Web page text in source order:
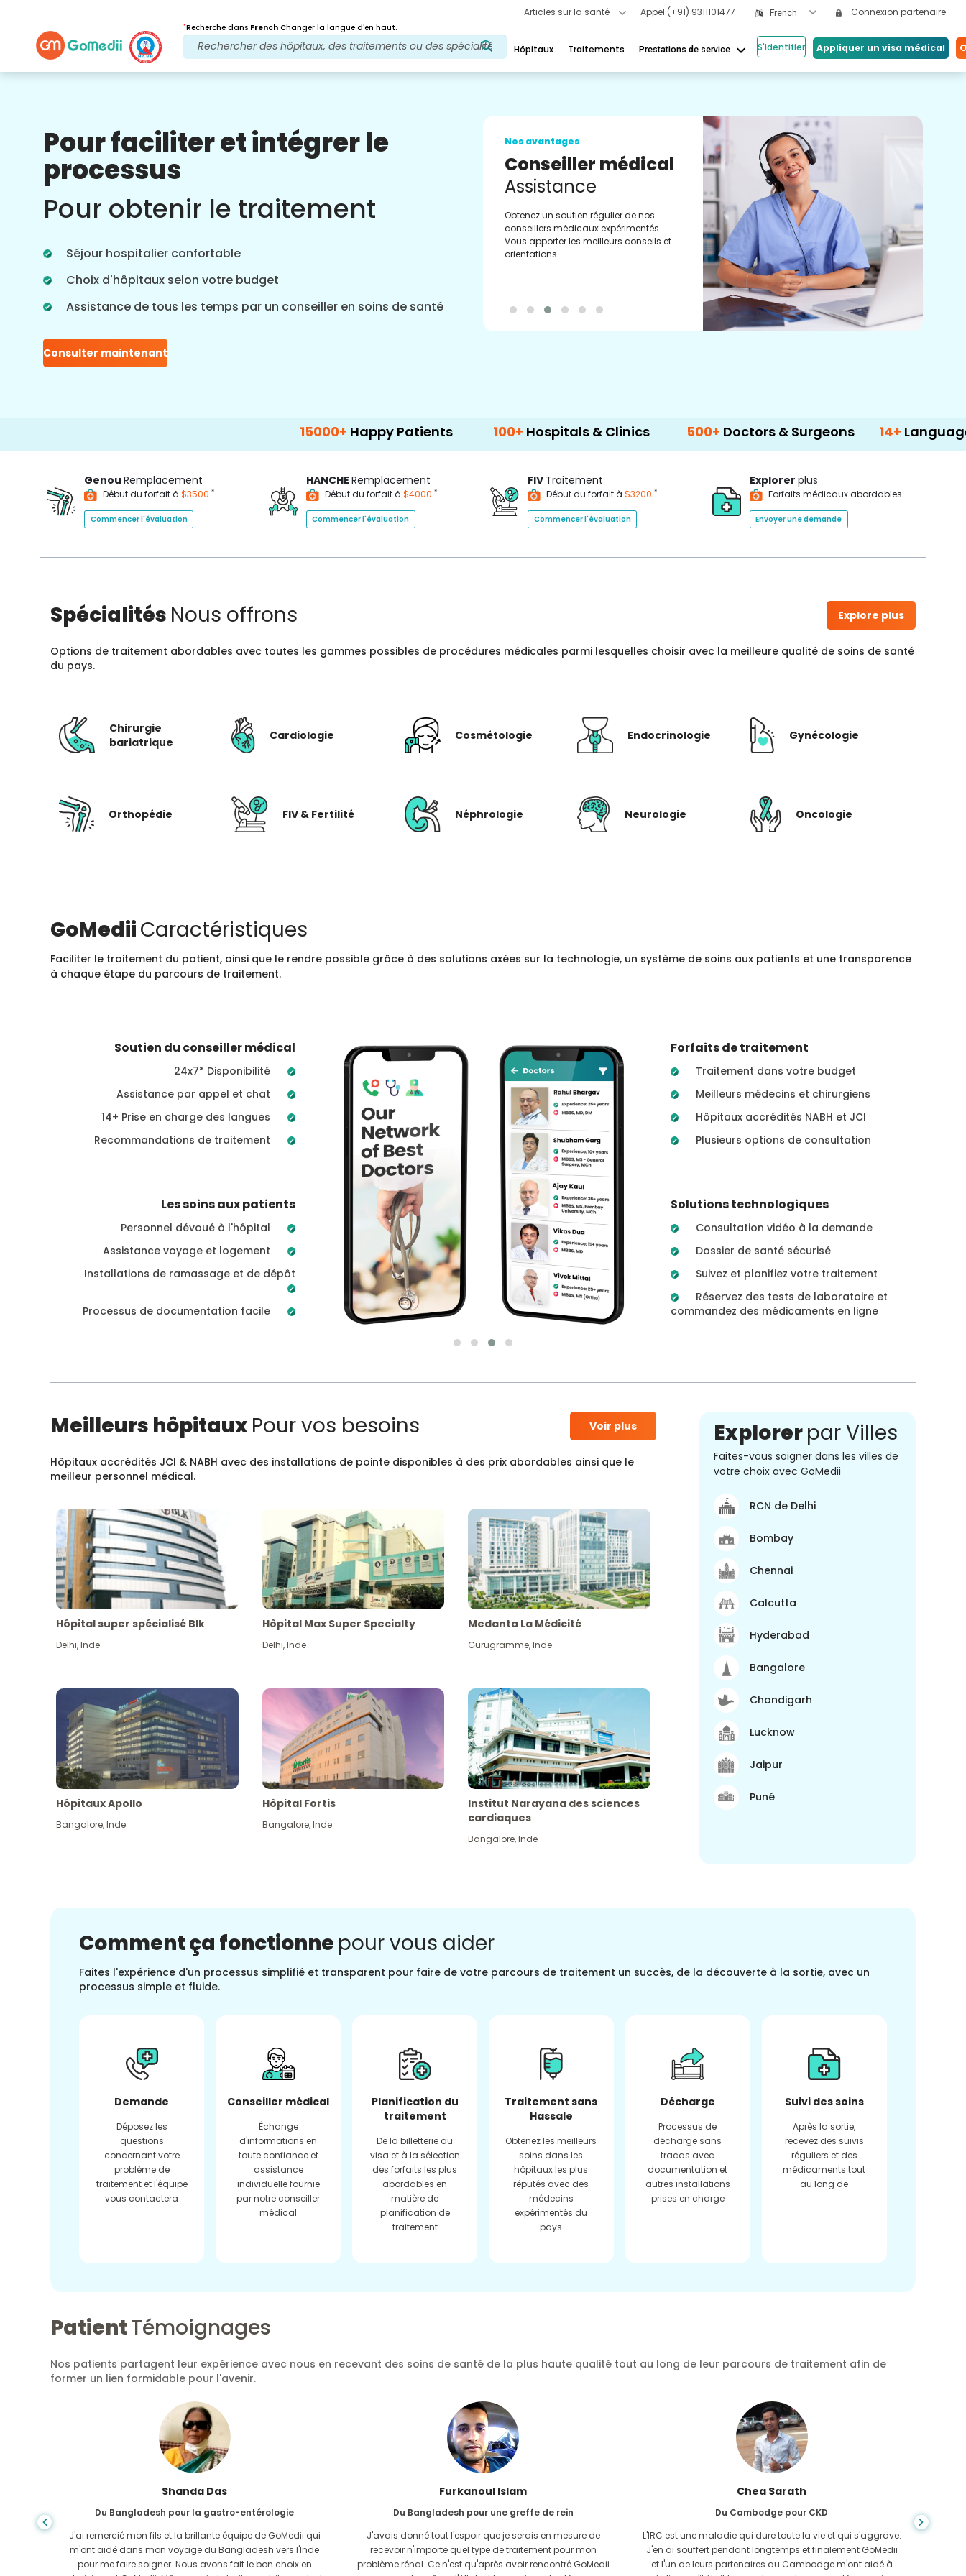
Articles sur la santé Appel (+91) 9311101477 French Connexion partenaire
*Recherche dans French Changer la langue d'en haut.
Hôpitaux Traitements Prestations de service keyboard_arrow_down S'identifier Appliquer un visa médical
Pour faciliter et intégrer le
processus
Pour obtenir le traitement
Séjour hospitalier confortable
Choix d'hôpitaux selon votre budget
Assistance de tous les temps par un conseiller en soins de santé
Consulter maintenant
Nos avantages
Après traitement
Suivi des soins
Bénéficiez d'une assistance médicale et
vos problèmes à tout moment. Mises à
traitement.
Nos avantages
Conseiller médical
Assistance
Obtenez un soutien régulier de nos
conseillers médicaux expérimentés.
Vous apporter les meilleurs conseils et
orientations.
Happy Patients 100+ Hospitals & Clinics 500+ Doctors & Surgeons 14+Language Support
Genou Remplacement
Début du forfait à $3500 *
Commencer l'évaluation
HANCHE Remplacement
Début du forfait à $4000 *
Commencer l'évaluation
FIV Traitement
Début du forfait à $3200 *
Commencer l'évaluation
Explorer plus
Forfaits médicaux abordables
Envoyer une demande
Spécialités Nous offrons Explore plus
Options de traitement abordables avec toutes les gammes possibles de procédures médicales parmi lesquelles choisir avec la meilleure qualité de soins de santé
du pays.
Chirurgie
bariatrique
Cardiologie Cosmétologie Endocrinologie Gynécologie
Orthopédie FIV & Fertilité Néphrologie Neurologie Oncologie
GoMediiCaractéristiques
Faciliter le traitement du patient, ainsi que le rendre possible grâce à des solutions axées sur la technologie, un système de soins aux patients et une transparence
à chaque étape du parcours de traitement.
Soutien du conseiller médical
24x7* Disponibilité
Assistance par appel et chat
14+ Prise en charge des langues
Recommandations de traitement
Les soins aux patients
Personnel dévoué à l'hôpital
Assistance voyage et logement
Installations de ramassage et de dépôt
Processus de documentation facile
Forfaits de traitement
Traitement dans votre budget
Meilleurs médecins et chirurgiens
Hôpitaux accrédités NABH et JCI
Plusieurs options de consultation
Solutions technologiques
Consultation vidéo à la demande
Dossier de santé sécurisé
Suivez et planifiez votre traitement
Réservez des tests de laboratoire et
commandez des médicaments en ligne
Meilleurs hôpitauxPour vos besoins Voir plus
Hôpitaux accrédités JCI & NABH avec des installations de pointe disponibles à des prix abordables ainsi que le
meilleur personnel médical.
Hôpital super spécialisé Blk
Delhi,Inde
Hôpital Max Super Specialty
Delhi,Inde
Medanta La Médicité
Gurugramme,Inde
Hôpitaux Apollo
Bangalore,Inde
Hôpital Fortis
Bangalore,Inde
Institut Narayana des sciences
cardiaques
Bangalore,Inde
Explorerpar Villes
Faites-vous soigner dans les villes de
votre choix avec GoMedii
RCN de Delhi
Bombay
Chennai
Calcutta
Hyderabad
Bangalore
Chandigarh
Lucknow
Jaipur
Puné
Comment ça fonctionne pour vous aider
Faites l'expérience d'un processus simplifié et transparent pour faire de votre parcours de traitement un succès, de la découverte à la sortie, avec un
processus simple et fluide.
Demande
Déposez les
questions
concernant votre
problème de
traitement et l'équipe
vous contactera
Conseiller médical
Échange
d'informations en
toute confiance et
assistance
individuelle fournie
par notre conseiller
médical
Planification du
traitement
De la billetterie au
visa et à la sélection
des forfaits les plus
abordables en
matière de
planification de
traitement
Traitement sans
Hassale
Obtenez les meilleurs
soins dans les
hôpitaux les plus
réputés avec des
médecins
expérimentés du
pays
Décharge
Processus de
décharge sans
tracas avec
documentation et
autres installations
prises en charge
Suivi des soins
Après la sortie,
recevez des suivis
réguliers et des
médicaments tout
au long de
PatientTémoignages
Nos patients partagent leur expérience avec nous en recevant des soins de santé de la plus haute qualité tout au long de leur parcours de traitement afin de
former un lien formidable pour l'avenir.
Shanda Das
Du Bangladesh pour la gastro-entérologie
J'ai remercié mon fils et la brillante équipe de GoMedii qui
m'ont aidé dans mon voyage du Bangladesh vers l'Inde
pour me faire soigner. Nous avons fait le bon choix en
Furkanoul Islam
Du Bangladesh pour une greffe de rein
J'avais donné tout l'espoir que je serais en mesure de
recevoir n'importe quel type de traitement pour mon
problème rénal. Ce n'est qu'après avoir rencontré GoMedii
Chea Sarath
Du Cambodge pour CKD
L'IRC est une maladie qui dure toute la vie et qui s'aggrave.
J'en ai souffert pendant longtemps et finalement GoMedii
et l'un de leurs partenaires au Cambodge m'ont aidé à